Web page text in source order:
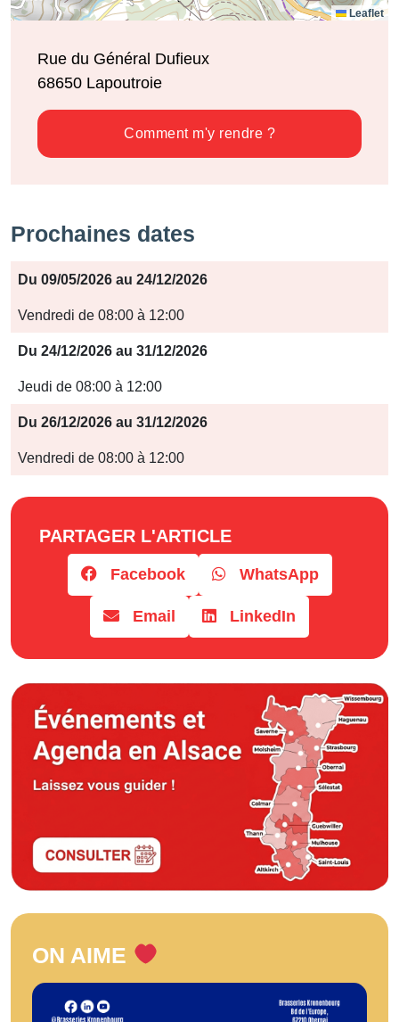
Leaflet
Rue du Général Dufieux
68650 Lapoutroie
Comment m'y rendre ?
Prochaines dates
Période
Jours
Horaires
Du 09/05/2026 au 24/12/2026
Vendredi de 08:00 à 12:00
Du 24/12/2026 au 31/12/2026
Jeudi de 08:00 à 12:00
Du 26/12/2026 au 31/12/2026
Vendredi de 08:00 à 12:00
PARTAGER L'ARTICLE
Facebook WhatsApp
Email LinkedIn
ON AIME